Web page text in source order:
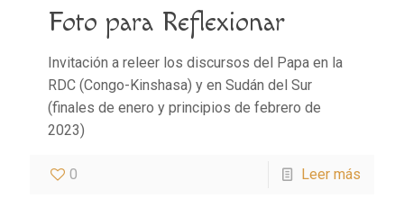
Foto para Reflexionar
Invitación a releer los discursos del Papa en la
RDC (Congo-Kinshasa) y en Sudán del Sur
(finales de enero y principios de febrero de
2023)
0 Leer más